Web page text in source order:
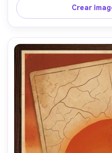
profundidad de campo,
--
Crear